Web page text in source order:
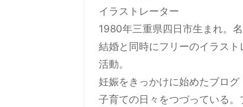
イラストレーター
1980年三重県四日市生まれ。
結婚と同時にフリーのイラス
活動。
妊娠をきっかけに始めたブロ
子育ての日々をつづっている